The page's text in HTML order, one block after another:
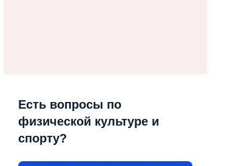
Есть вопросы по
физической культуре и
спорту?